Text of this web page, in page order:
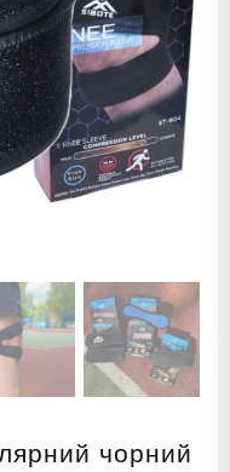
чорний